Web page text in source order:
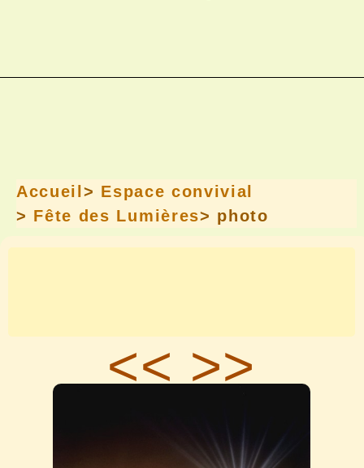
Accueil > Espace convivial
> Fête des Lumières> photo
<< >>